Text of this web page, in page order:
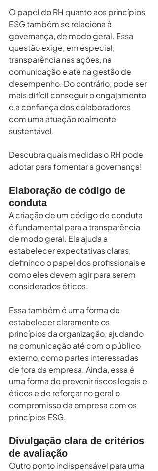
O papel do RH quanto aos princípios
ESG também se relaciona à
governança, de modo geral. Essa
questão exige, em especial,
transparência nas ações, na
comunicação e até na gestão de
desempenho. Do contrário, pode ser
mais difícil conseguir o engajamento
e a confiança dos colaboradores
com uma atuação realmente
sustentável.
Descubra quais medidas o RH pode
adotar para fomentar a governança!
Elaboração de código de
conduta
A criação de um código de conduta
é fundamental para a transparência
de modo geral. Ela ajuda a
estabelecer expectativas claras,
definindo o papel dos profissionais e
como eles devem agir para serem
considerados éticos.
Essa também é uma forma de
estabelecer claramente os
princípios da organização, ajudando
na comunicação até com o público
externo, como partes interessadas
de fora da empresa. Ainda, essa é
uma forma de prevenir riscos legais e
éticos e de reforçar no geral o
compromisso da empresa com os
princípios ESG.
Divulgação clara de critérios
de avaliação
Outro ponto indispensável para uma